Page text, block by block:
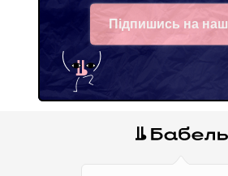
Підпишись на наш
Telegram